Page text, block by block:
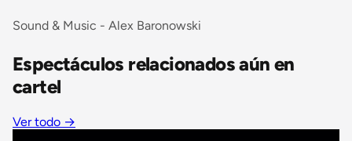
Sound & Music - Alex Baronowski
Espectáculos relacionados aún en
cartel
Ver todo →